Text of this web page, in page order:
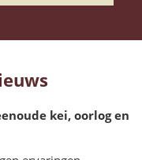
kei, oorlog en